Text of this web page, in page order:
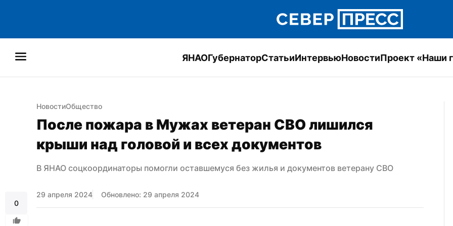
ЯНАОГубернаторСтатьиИнтервьюНовостиПроект «Наши
0
НовостиОбщество
После пожара в Мужах ветеран СВО лишился
крыши над головой и всех документов
В ЯНАО соцкоординаторы помогли оставшемуся без жилья и документов ветерану СВО
29 апреля 2024 Обновлено: 29 апреля 2024